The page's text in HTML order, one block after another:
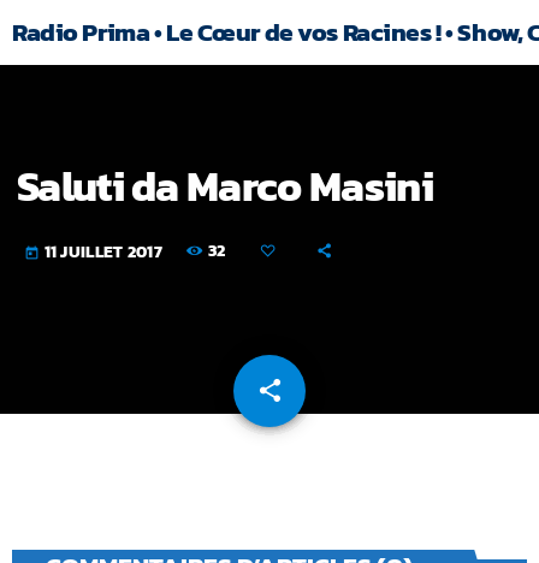
Radio Prima • Le Cœur de vos Racines ! •
Saluti da Marco Masini
today 11 JUILLET 2017 32
share
email